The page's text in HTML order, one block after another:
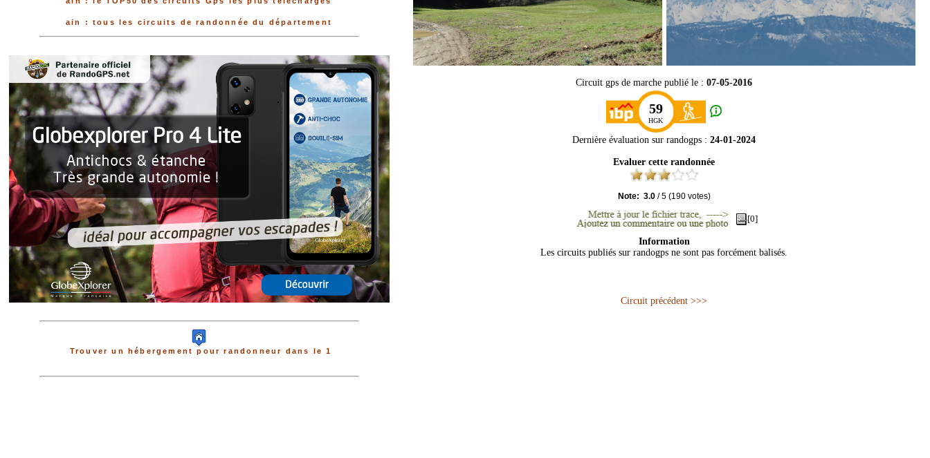
ain : tous les circuits de randonnée du département
Trouver un hébergement pour randonneur dans le 1
Circuit gps de marche publié le : 07-05-2016
59
HGK
Dernière évaluation sur randogps : 24-01-2024
Evaluer cette randonnée
Note: 3.0/5(190votes)
[0]
Information
Les circuits publiés sur randogps ne sont pas forcément balisés.
Circuit précédent >>>